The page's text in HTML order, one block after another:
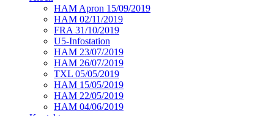
HAM Apron 15/09/2019
HAM 02/11/2019
FRA 31/10/2019
U5-Infostation
HAM 23/07/2019
HAM 26/07/2019
TXL 05/05/2019
HAM 15/05/2019
HAM 22/05/2019
HAM 04/06/2019